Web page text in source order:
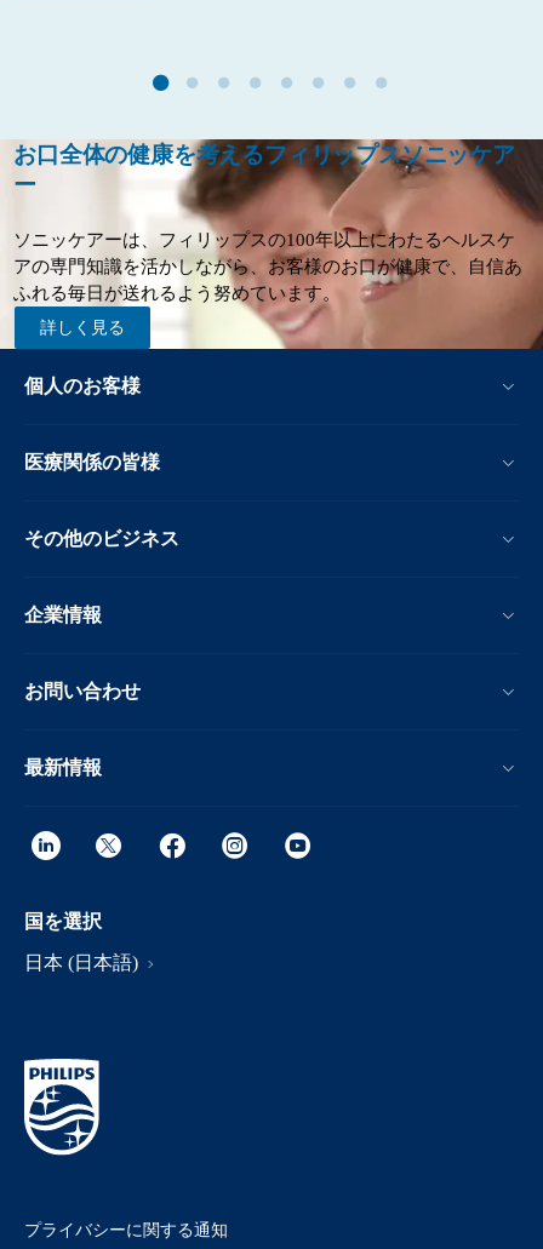
お口全体の健康を考えるフィリップスソニッケア
ー
ソニッケアーは、フィリップスの100年以上にわたるヘルスケ
アの専門知識を活かしながら、お客様のお口が健康で、自信あ
ふれる毎日が送れるよう努めています。
詳しく見る
個人のお客様
医療関係の皆様
その他のビジネス
企業情報
お問い合わせ
最新情報
国を選択
日本 (日本語)
プライバシーに関する通知